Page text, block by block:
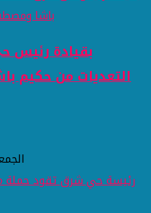
بقيادة رئيس
التعديات من حكيم
الجمعة 07 أغسطس